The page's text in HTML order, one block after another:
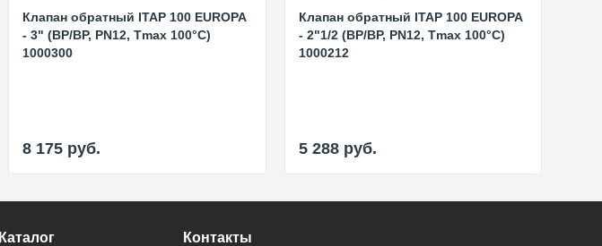
Клапан обратный ITAP 100 EUROPA
- 3" (ВР/ВР, PN12, Tmax 100°С)
1000300
8 175 руб.
Клапан обратный ITAP 100 EUROPA
- 2"1/2 (ВР/ВР, PN12, Tmax 100°С)
1000212
5 288 руб.
Каталог Контакты